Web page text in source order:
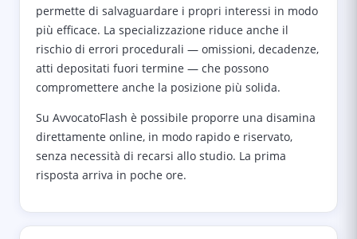
permette di salvaguardare i propri interessi in modo
più efficace. La specializzazione riduce anche il
rischio di errori procedurali — omissioni, decadenze,
atti depositati fuori termine — che possono
compromettere anche la posizione più solida.
Su AvvocatoFlash è possibile proporre una disamina
direttamente online, in modo rapido e riservato,
senza necessità di recarsi allo studio. La prima
risposta arriva in poche ore.